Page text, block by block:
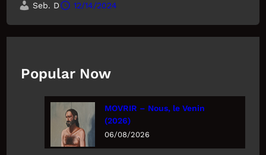
Seb. D 12/14/2024
Popular Now
MOVRIR – Nous, le Venin
(2026)
06/08/2026